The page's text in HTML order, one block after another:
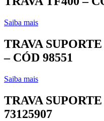
Saiba mais
TRAVA
– CÓD 98551
Saiba mais
TRAVA
73125907